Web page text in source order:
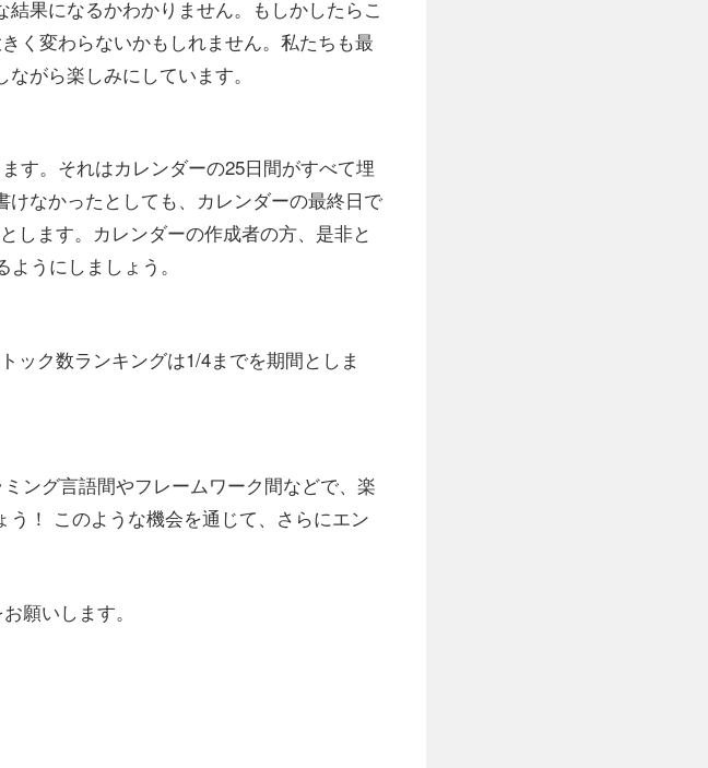
果になるかわかりません。もしかしたらこ
く変わらないかもしれません。私たちも最
がら楽しみにしています。
す。それはカレンダーの25日間がすべて埋
なかったとしても、カレンダーの最終日で
します。カレンダーの作成者の方、是非と
うにしましょう。
ック数ランキングは1/4までを期間としま
ング言語間やフレームワーク間などで、楽
！ このような機会を通じて、さらにエン
願いします。